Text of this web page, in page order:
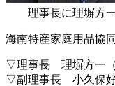
理事長に理塀方
海南特産家庭用品協
▽理事長 理塀方一（
▽副理事長 小久保好